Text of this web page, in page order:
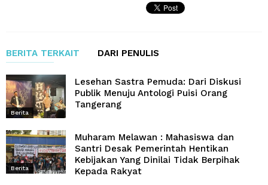
BERITA TERKAIT DARI PENULIS
Berita
Lesehan Sastra Pemuda: Dari Diskusi
Publik Menuju Antologi Puisi Orang
Tangerang
Berita
Muharam Melawan : Mahasiswa dan
Santri Desak Pemerintah Hentikan
Kebijakan Yang Dinilai Tidak Berpihak
Kepada Rakyat